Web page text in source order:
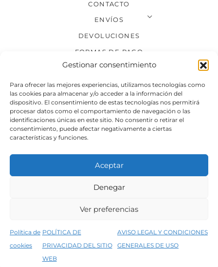
Gestionar consentimiento
Para ofrecer las mejores experiencias, utilizamos tecnologías como
las cookies para almacenar y/o acceder a la información del
dispositivo. El consentimiento de estas tecnologías nos permitirá
procesar datos como el comportamiento de navegación o las
identificaciones únicas en este sitio. No consentir o retirar el
consentimiento, puede afectar negativamente a ciertas
características y funciones.
Aceptar
Denegar
Ver preferencias
Política de
cookies
POLÍTICA DE
PRIVACIDAD DEL SITIO
WEB
AVISO LEGAL Y CONDICIONES
GENERALES DE USO
5% de descuento en tu primera compra, utiliza el código PRIMERACOMPRA
CONTACTO
ENVÍOS
DEVOLUCIONES
FORMAS DE PAGO
SÍGUENOS
Condiciones generales de venta
Política de privacidad del sitio web
©2026 Decopintur- todos los derechos